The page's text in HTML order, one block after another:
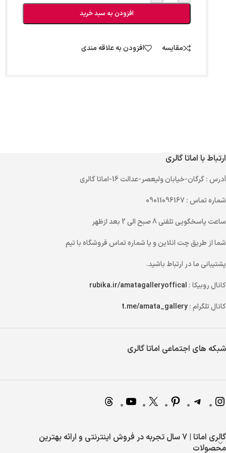
افزودن به سبد خرید
مقایسه افزودن به علاقه مندی
ارتباط با اماتا گالری
آدرس: گرگان-خیابان ولیعصر-عدالت 16-اماتا گالری
شماره تماس: 09011096167
ساعت پاسخگویی تلفنی
شما از طریقچت انلاینو یاشماره تماسفروشگاه با تیم
پشتیبانی ما در ارتباط باشید.
کانال روبیکا : rubika.ir/amatagalleryoffical
کانال تلگرام :t.me/amata_gallery
شبکه های اجتماعی اماتا گالری
گالری اماتا | 7 سال تجربه در فروش اینترنتی و ارائه بهترین
محصولات